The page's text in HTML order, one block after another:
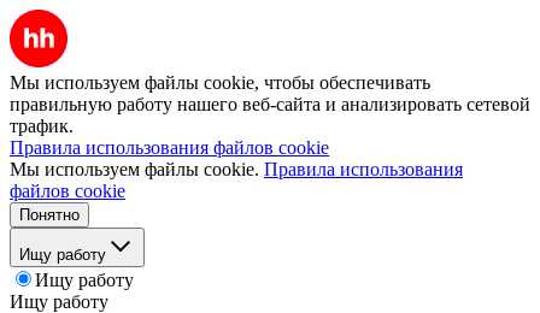
Мы используем файлы cookie, чтобы обеспечивать
правильную работу нашего веб-сайта и анализировать сетевой
трафик.
Правила использования файлов cookie
Мы используем файлы cookie. Правила использования
файлов cookie
Понятно
Ищу работу
Ищу работу
Ищу работу